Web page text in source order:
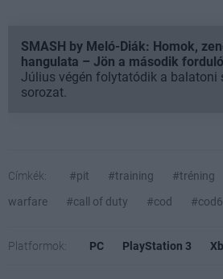
SMASH by Meló-Diák: Homok,
hangulata – Jön a második
Július végén folytatódik a balatoni
sorozat.
Címkék: #pit #training #tréning
warfare
#call of duty #cod #cod6
Platformok: PC PlayStation 3